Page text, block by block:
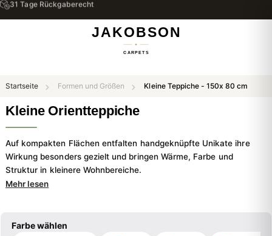
Kostenloser Versand & Rückversand
Startseite Formen und Größen Kleine Teppiche - 150x 80 cm
Kleine Orientteppiche
Auf kompakten Flächen entfalten handgeknüpfte Unikate ihre
Wirkung besonders gezielt und bringen Wärme, Farbe und
Struktur in kleinere Wohnbereiche.
Mehr lesen
Farbe wählen